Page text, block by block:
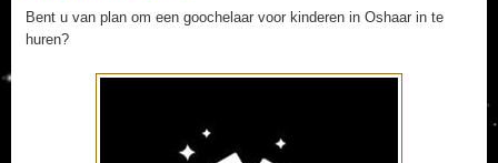
Bent u van plan om een goochelaar voor kinderen in Oshaar in te
huren?